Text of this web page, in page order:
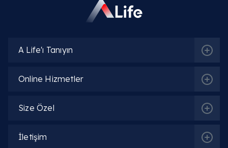
Sağ göz seyirmesi ne anlama gelir ve neye
Sol göz seyirmesi ne anlama gelir ve neye
işarettir?
Sürekli göz seğirmesi tehlikeli midir?
Göz kapağı seyirmesi nasıl geçer?
Magnezyum eksikliği göz seyirmesi yapar mı?
A Life'ı Tanıyın
Online Hizmetler
Size Özel
İletişim